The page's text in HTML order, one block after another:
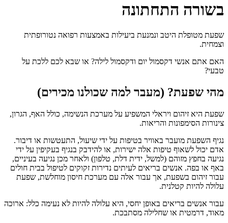
בשורה התחתונה
שפעת מטופלת היטב ונמנעת ביעילות באמצעות רפואה נטורופתית
וצמחית.
האם אתם אנשי דקסמול יום ודקסמול לילה? או שבא לכם ללכת על
טבעי?
מהי שפעת? (מעבר למה שכולנו מכירים)
שפעת היא זיהום ויראלי המשפיע על מערכת הנשימה, כולל האף, הגרון,
צינורות הסימפונות והריאות.
נגיף השפעת מועבר באוויר בטיפות על ידי שיעול, התעטשות או דיבור.
אדם יכול לשאוף טיפות אלה ישירות, או להידבק בנגיף בעקיפין על ידי
נגיעה בחפץ מזוהם (למשל, ידית דלת, טלפון) ולאחר מכן נגיעה בעיניים,
באף או בפה. אנשים בריאים לעיתים נדירות זקוקים לטיפול בבית חולים
עבור זיהום בשפעת, אך עבור אלה עם מערכת חיסון מוחלשת, שפעת
עלולה להיות קטלנית.
עבור אנשים בריאים באופן יחסי, היא עלולה להיות לא נעימה כלל: ארוכה
מאוד, דרמטית או שחלילה מסתבכת.